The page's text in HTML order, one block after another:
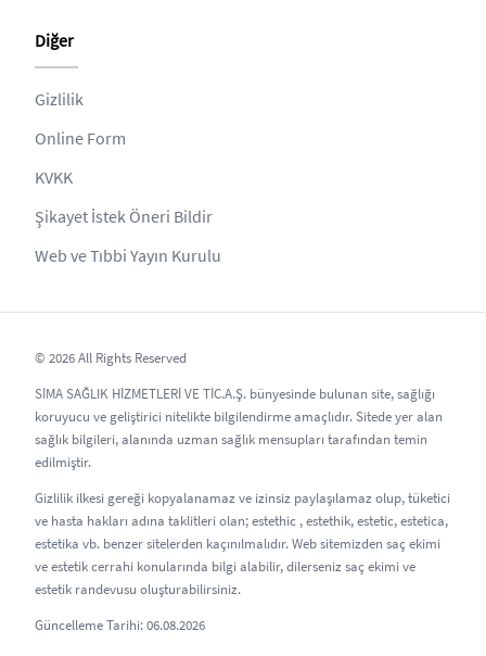
Diğer
Gizlilik
Online Form
KVKK
Şikayet İstek Öneri Bildir
Web ve Tıbbi Yayın Kurulu
© 2026 All Rights Reserved
SİMA SAĞLIK HİZMETLERİ VE TİC.A.Ş. bünyesinde bulunan site, sağlığı
koruyucu ve geliştirici nitelikte bilgilendirme amaçlıdır. Sitede yer alan
sağlık bilgileri, alanında uzman sağlık mensupları tarafından temin
edilmiştir.
Gizlilik ilkesi gereği kopyalanamaz ve izinsiz paylaşılamaz olup, tüketici
ve hasta hakları adına taklitleri olan; estethic , estethik, estetic, estetica,
estetika vb. benzer sitelerden kaçınılmalıdır. Web sitemizden saç ekimi
ve estetik cerrahi konularında bilgi alabilir, dilerseniz saç ekimi ve
estetik randevusu oluşturabilirsiniz.
Güncelleme Tarihi: 06.08.2026